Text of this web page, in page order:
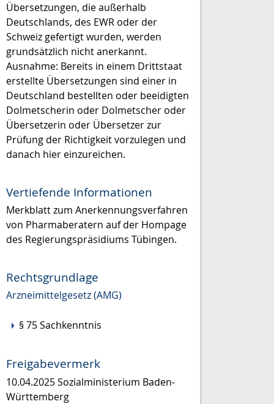
Übersetzungen, die außerhalb
Deutschlands, des EWR oder der
Schweiz gefertigt wurden, werden
grundsätzlich nicht anerkannt.
Ausnahme: Bereits in einem Drittstaat
erstellte Übersetzungen sind einer in
Deutschland bestellten oder beeidigten
Dolmetscherin oder Dolmetscher oder
Übersetzerin oder Übersetzer zur
Prüfung der Richtigkeit vorzulegen und
danach hier einzureichen.
Vertiefende Informationen
Merkblatt zum Anerkennungsverfahren
von Pharmaberatern auf der Hompage
des Regierungspräsidiums Tübingen.
Rechtsgrundlage
Arzneimittelgesetz (AMG)
§ 75 Sachkenntnis
Freigabevermerk
10.04.2025 Sozialministerium Baden-
Württemberg